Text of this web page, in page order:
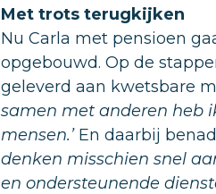
Met trots terugkijken
Nu Carla met pensioen
opgebouwd. Op de
geleverd aan kwetsbare
samen met anderen heb
mensen.’ En daarbij
denken misschien snel
en ondersteunende